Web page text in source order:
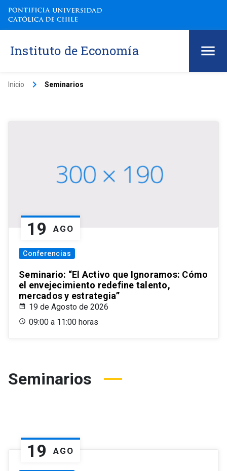
Instituto de Economía
Inicio keyboard_arrow_right Seminarios
19 AGO
Conferencias
Seminario: “El Activo que Ignoramos: Cómo
el envejecimiento redefine talento,
mercados y estrategia”
19 de Agosto de 2026
09:00 a 11:00 horas
Seminarios
19 AGO